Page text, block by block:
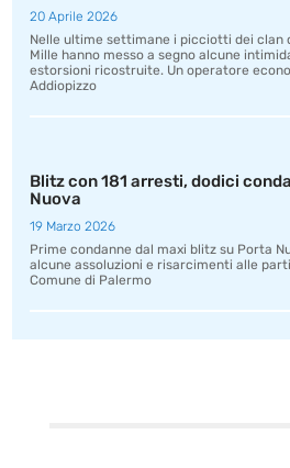
20 Aprile 2026
Nelle ultime settimane i picciotti dei clan
Mille hanno messo a segno alcune
estorsioni ricostruite. Un operatore
Addiopizzo
Blitz con 181 arresti, dodici
Nuova
19 Marzo 2026
Prime condanne dal maxi blitz su Porta
alcune assoluzioni e risarcimenti alle
Comune di Palermo